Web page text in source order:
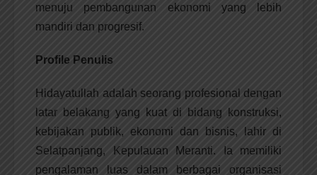
menuju pembangunan ekonomi yang lebih
mandiri dan progresif.
Profile Penulis
Hidayatullah adalah seorang profesional dengan
latar belakang yang kuat di bidang konstruksi,
kebijakan publik, ekonomi dan bisnis, lahir di
Selatpanjang, Kepulauan Meranti. Ia memiliki
pengalaman luas dalam berbagai organisasi